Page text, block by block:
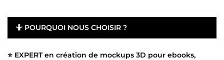
🤷 POURQUOI NOUS CHOISIR ?
⭐ EXPERT en création de mockups 3D pour ebooks,